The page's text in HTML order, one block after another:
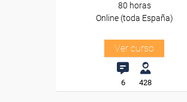
80 horas
Online (toda España)
Ver curso
6 428